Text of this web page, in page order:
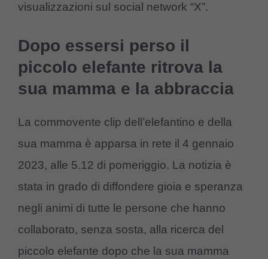
visualizzazioni sul social network “X”.
Dopo essersi perso il
piccolo elefante ritrova la
sua mamma e la abbraccia
La commovente clip dell’elefantino e della
sua mamma è apparsa in rete il 4 gennaio
2023, alle 5.12 di pomeriggio. La notizia è
stata in grado di diffondere gioia e speranza
negli animi di tutte le persone che hanno
collaborato, senza sosta, alla ricerca del
piccolo elefante dopo che la sua mamma